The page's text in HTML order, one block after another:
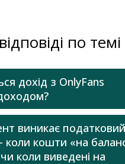
по
дохід з OnlyFans
виникає податковий
коли кошти «на
коли виведені на